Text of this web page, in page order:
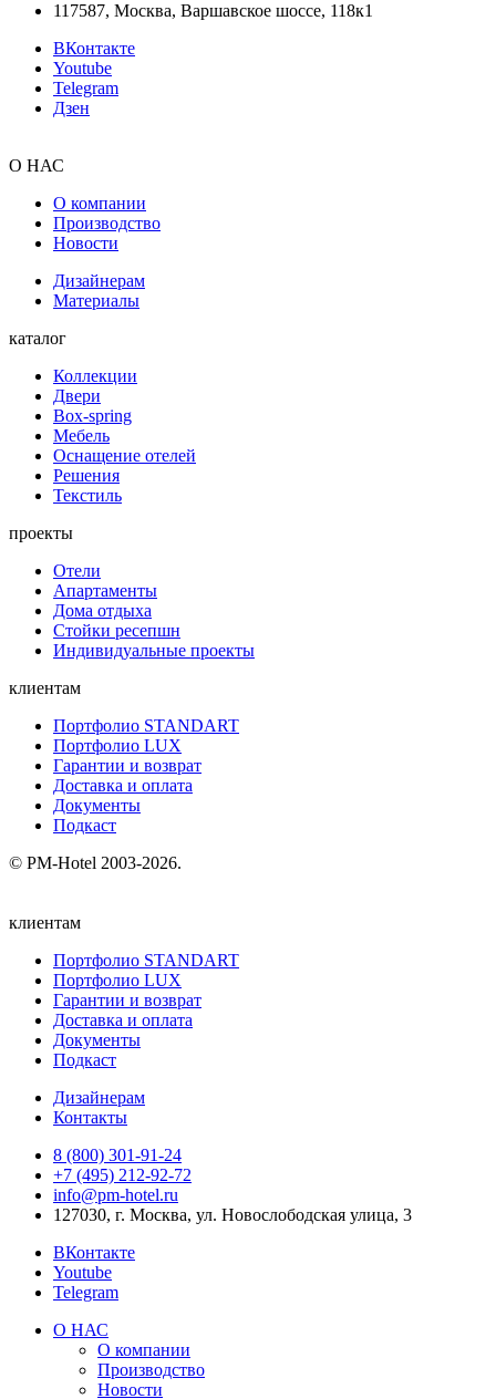
117587, Москва, Варшавское шоссе, 118к1
ВКонтакте
Youtube
Telegram
Дзен
О НАС
О компании
Производство
Новости
Дизайнерам
Материалы
каталог
Коллекции
Двери
Box-spring
Мебель
Оснащение отелей
Решения
Текстиль
проекты
Отели
Апартаменты
Дома отдыха
Стойки ресепшн
Индивидуальные проекты
клиентам
Портфолио STANDART
Портфолио LUX
Гарантии и возврат
Доставка и оплата
Документы
Подкаст
© PM-Hotel 2003-2026.
клиентам
Портфолио STANDART
Портфолио LUX
Гарантии и возврат
Доставка и оплата
Документы
Подкаст
Дизайнерам
Контакты
8 (800) 301‑91‑24
+7 (495) 212‑92‑72
info@pm-hotel.ru
127030, г. Москва, ул. Новослободская улица, 3
ВКонтакте
Youtube
Telegram
О НАС
О компании
Производство
Новости